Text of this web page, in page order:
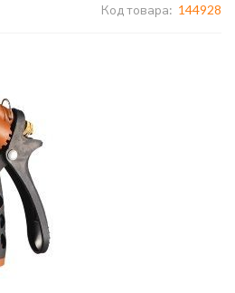
Код товара: 144928